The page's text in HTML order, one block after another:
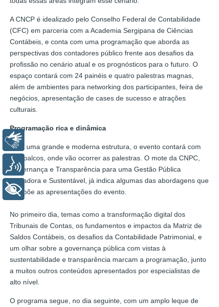
A CNCP é idealizado pelo Conselho Federal de Contabilidade
(CFC) em parceria com a Academia Sergipana de Ciências
Contábeis, e conta com uma programação que aborda as
perspectivas dos contadores público frente aos desafios da
profissão no cenário atual e os prognósticos para o futuro. O
espaço contará com 24 painéis e quatro palestras magnas,
além de ambientes para networking dos participantes, feira de
negócios, apresentação de cases de sucesso e atrações
culturais.
Programação rica e dinâmica
Com uma grande e moderna estrutura, o evento contará com
três palcos, onde vão ocorrer as palestras. O mote da CNPC,
Governança e Transparência para uma Gestão Pública
Inovadora e Sustentável, já indica algumas das abordagens que
compõe as apresentações do evento.
No primeiro dia, temas como a transformação digital dos
Tribunais de Contas, os fundamentos e impactos da Matriz de
Saldos Contábeis, os desafios da Contabilidade Patrimonial, e
um olhar sobre a governança pública com vistas à
sustentabilidade e transparência marcam a programação, junto
a muitos outros conteúdos apresentados por especialistas de
alto nível.
O programa segue, no dia seguinte, com um amplo leque de
+ Acessibilidade